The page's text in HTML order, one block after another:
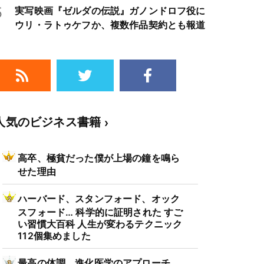
実写映画『ゼルダの伝説』ガノンドロフ役に
ウリ・ラトゥケフか、複数作品契約とも報道
気のビジネス書籍
高卒、極貧だった僕が上場の鐘を鳴ら
せた理由
ハーバード、スタンフォード、オック
スフォード… 科学的に証明された すご
い習慣大百科 人生が変わるテクニック
112個集めました